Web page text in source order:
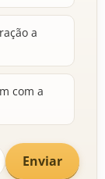
a
com a
Enviar